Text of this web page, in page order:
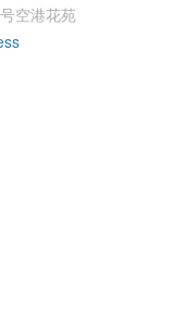
空港花苑